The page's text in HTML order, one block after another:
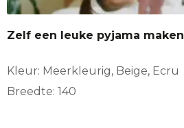
Zelf een leuke pyjama maken
Kleur: Meerkleurig, Beige, Ecru
Breedte: 140